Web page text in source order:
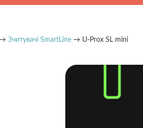
Зчитувачі SmartLine → U-Prox SL mini